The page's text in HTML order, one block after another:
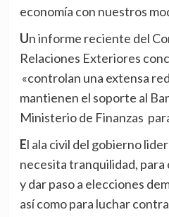
economía con nuestros
Un informe reciente del Consejo Europeo de
Relaciones Exteriores
«controlan una extensa
mantienen el soporte al
Ministerio de Finanzas
El ala civil del gobierno liderado por Hamdok
necesita tranquilidad,
y dar paso a elecciones
así como para luchar